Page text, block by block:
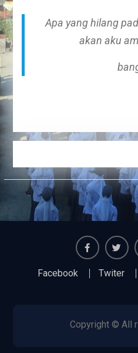
Apa yang hilang
akan aku
FacebookTwiter
Facebook Twiter
Copyright © All